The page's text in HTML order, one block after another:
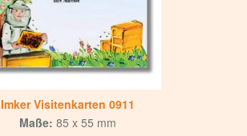
Imker Visitenkarten 0911
Maße: 85 x 55 mm